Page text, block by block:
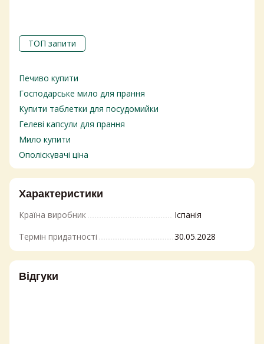
ТОП запити
Печиво купити
Господарське мило для прання
Купити таблетки для посудомийки
Гелеві капсули для прання
Мило купити
Ополіскувачі ціна
Товари побутової хімії
Пакети для сміття
Гель для прання
Сир тостовий
Ціна сиру фета
Характеристики
Країна виробник
Іспанія
Термін придатності
30.05.2028
Відгуки